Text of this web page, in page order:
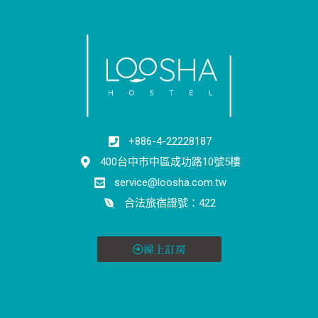
+886-4-22228187
400台中市中區成功路10號5樓
service@loosha.com.tw
合法旅宿證號：422
線上訂房